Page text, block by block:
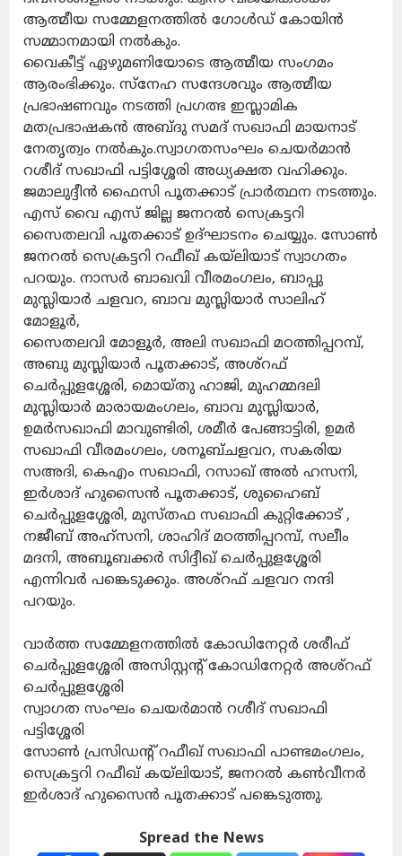
ആത്മീയ സമ്മേളനത്തിൽ ഗോൾഡ് കോയിൻ
സമ്മാനമായി നൽകും.
വൈകീട്ട് ഏഴുമണിയോടെ ആത്മീയ സംഗമം
ആരംഭിക്കും. സ്നേഹ സന്ദേശവും ആത്മീയ
പ്രഭാഷണവും നടത്തി പ്രഗത്ഭ ഇസ്ലാമിക
മതപ്രഭാഷകൻ അബ്ദു സമദ് സഖാഫി മായനാട്
നേതൃത്വം നൽകും.സ്വാഗതസംഘം ചെയർമാൻ
റശീദ് സഖാഫി പട്ടിശ്ശേരി അധ്യക്ഷത വഹിക്കും.
ജമാലുദ്ദീൻ ഫൈസി പൂതക്കാട് പ്രാർത്ഥന നടത്തും.
എസ് വൈ എസ് ജില്ല ജനറൽ സെക്രട്ടറി
സൈതലവി പൂതക്കാട് ഉദ്ഘാടനം ചെയ്യും. സോൺ
ജനറൽ സെക്രട്ടറി റഫീഖ് കയ്ലിയാട്⁩ സ്വാഗതം
പറയും. നാസർ ബാഖവി വീരമംഗലം, ബാപ്പു
മുസ്ലിയാർ ചളവറ, ബാവ മുസ്ലിയാർ സാലിഹ്
മോളൂർ,
സൈതലവി മോളൂർ, അലി സഖാഫി മഠത്തിപ്പറമ്പ്,
അബു മുസ്ലിയാർ പൂതക്കാട്, അശ്റഫ്
ചെർപ്പുളശ്ശേരി, മൊയ്തു ഹാജി, മുഹമ്മദലി
മുസ്ലിയാർ മാരായമംഗലം, ബാവ മുസ്ലിയാർ,
ഉമർസഖാഫി മാവുണ്ടിരി, ശമീർ പേങ്ങാട്ടിരി, ഉമർ
സഖാഫി വീരമംഗലം, ശനൂബ്ചളവറ, സകരിയ
സഅദി, കെഎം സഖാഫി, റസാഖ് അൽ ഹസനി,
ഇർശാദ് ഹുസൈൻ പൂതക്കാട്, ശുഹൈബ്
ചെർപ്പുളശ്ശേരി, മുസ്തഫ സഖാഫി കുറ്റിക്കോട് ,
നജീബ് അഹ്സനി, ശാഹിദ് മഠത്തിപ്പറമ്പ്, സലീം
മദനി, അബൂബക്കർ സിദ്ദീഖ് ചെർപ്പുളശ്ശേരി
എന്നിവർ പങ്കെടുക്കും. അശ്റഫ് ചളവറ നന്ദി
പറയും.
വാർത്ത സമ്മേളനത്തിൽ കോഡിനേറ്റർ ശരീഫ്
ചെർപ്പുളശ്ശേരി അസിസ്റ്റന്റ് കോഡിനേറ്റർ അശ്റഫ്
ചെർപ്പുളശ്ശേരി
സ്വാഗത സംഘം ചെയർമാൻ റശീദ് സഖാഫി
പട്ടിശ്ശേരി
സോൺ പ്രസിഡന്റ് റഫീഖ് സഖാഫി പാണ്ടമംഗലം,
സെക്രട്ടറി റഫീഖ് കയ്ലിയാട്, ജനറൽ കൺവീനർ
ഇർശാദ് ഹുസൈൻ പൂതക്കാട് പങ്കെടുത്തു.
Spread the News